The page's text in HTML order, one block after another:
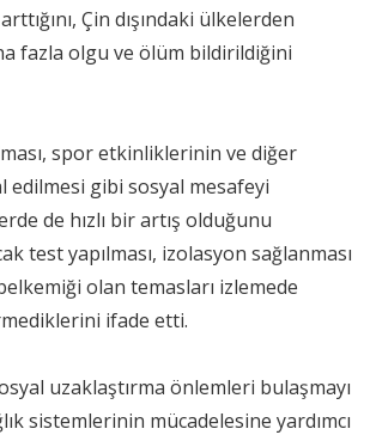
Çin dışındaki ülkelerden
fazla olgu ve ölüm bildirildiğini
spor etkinliklerinin ve diğer
edilmesi gibi sosyal mesafeyi
de hızlı bir artış olduğunu
test yapılması, izolasyon sağlanması
olan temasları izlemede
ifade etti.
uzaklaştırma önlemleri bulaşmayı
sistemlerinin mücadelesine yardımcı